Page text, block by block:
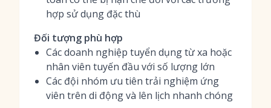
hợp sử dụng đặc thù
Đối tượng phù hợp
Các doanh nghiệp tuyển dụng từ xa hoặc
nhân viên tuyến đầu với số lượng lớn
Các đội nhóm ưu tiên trải nghiệm ứng
viên trên di động và lên lịch nhanh chóng